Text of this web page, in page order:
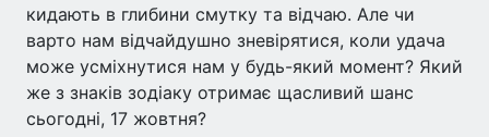
кидають в глибини смутку та відчаю. Але чи
варто нам відчайдушно зневірятися, коли удача
може усміхнутися нам у будь-який момент? Який
же з знаків зодіаку отримає щасливий шанс
сьогодні, 17 жовтня?